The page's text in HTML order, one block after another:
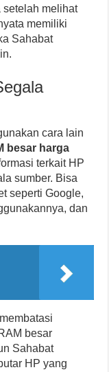
setelah melihat
memiliki
Sahabat
cara lain
besar harga
terkait HP
sumber. Bisa
seperti Google,
dan
besar
Sahabat
HP yang